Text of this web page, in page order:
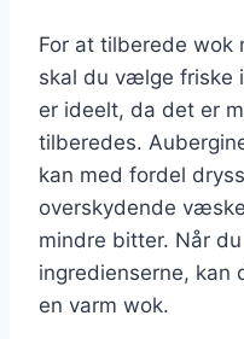
For at tilberede wok
skal du vælge friske
er ideelt, da det er
tilberedes.
kan med fordel
overskydende
mindre bitter. Når
ingredienserne, kan
en varm wok.